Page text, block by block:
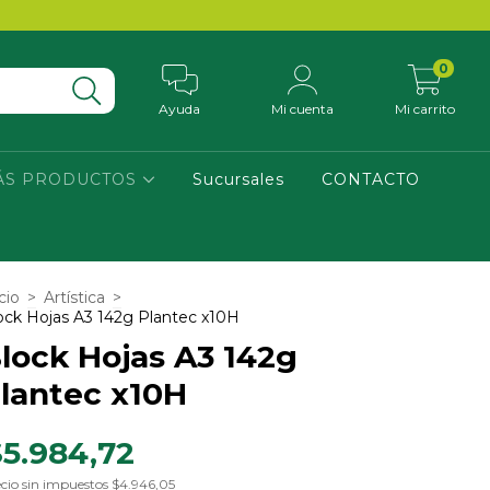
Ayuda Mi cuenta Mi carrito
0
PRODUCTOS Sucursales CONTACTO
> Artística >
Hojas A3 142g Plantec x10H
Hojas A3 142g
x10H
sin impuestos $4.946,05